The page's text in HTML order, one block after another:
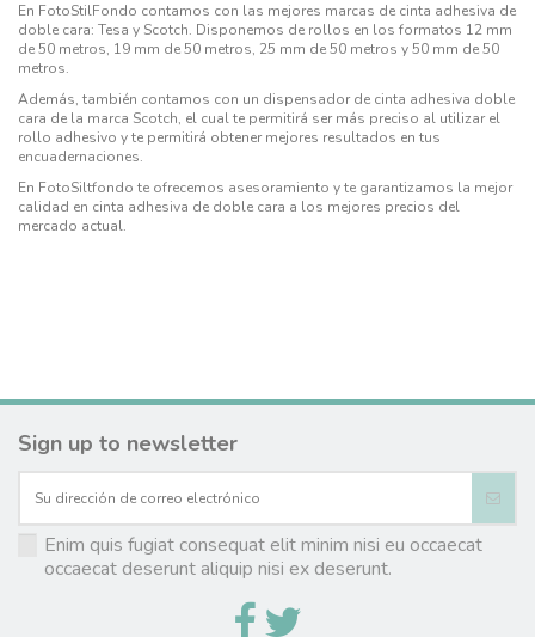
En FotoStilFondo contamos con las mejores marcas de cinta adhesiva de
doble cara: Tesa y Scotch. Disponemos de rollos en los formatos 12 mm
de 50 metros, 19 mm de 50 metros, 25 mm de 50 metros y 50 mm de 50
metros.
Además, también contamos con un dispensador de cinta adhesiva doble
cara de la marca Scotch, el cual te permitirá ser más preciso al utilizar el
rollo adhesivo y te permitirá obtener mejores resultados en tus
encuadernaciones.
En FotoSiltfondo te ofrecemos asesoramiento y te garantizamos la mejor
calidad en cinta adhesiva de doble cara a los mejores precios del
mercado actual.
Sign up to newsletter
Enim quis fugiat consequat elit minim nisi eu occaecat
occaecat deserunt aliquip nisi ex deserunt.